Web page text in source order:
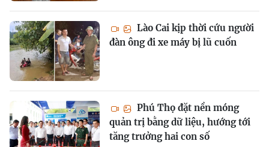
Lào Cai kịp thời cứu người
đàn ông đi xe máy bị lũ cuốn
Phú Thọ đặt nền móng
quản trị bằng dữ liệu, hướng tới
tăng trưởng hai con số